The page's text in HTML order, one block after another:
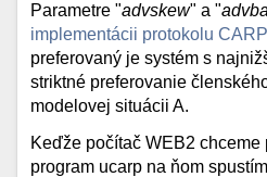
Parametre "advskew" a "
implementácii protokolu
preferovaný je systém s
striktné preferovanie
modelovej situácii A.
Keďže počítač WEB2
program ucarp na ňom